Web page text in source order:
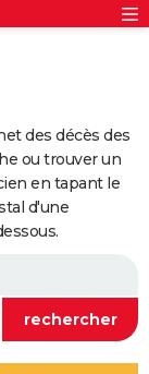
des décès des
ou trouver un
en tapant le
d'une